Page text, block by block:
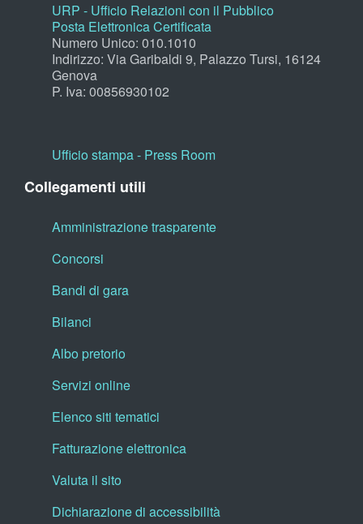
URP - Ufficio Relazioni con il Pubblico
Posta Elettronica Certificata
Numero Unico: 010.1010
Indirizzo: Via Garibaldi 9, Palazzo Tursi, 16124
Genova
P. Iva: 00856930102
Ufficio stampa - Press Room
Collegamenti utili
Amministrazione trasparente
Concorsi
Bandi di gara
Bilanci
Albo pretorio
Servizi online
Elenco siti tematici
Fatturazione elettronica
Valuta il sito
Dichiarazione di accessibilità